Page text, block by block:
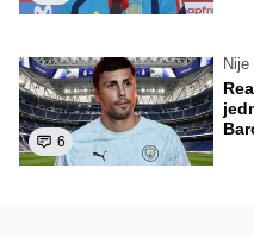
6
Nije